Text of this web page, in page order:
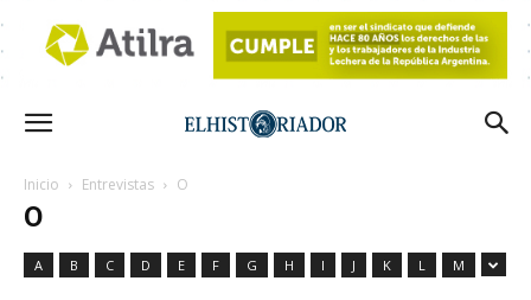
Inicio Entrevistas O
O
A B C D E F G H I J K L M